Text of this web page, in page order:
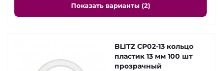
Показать варианты (2)
BLITZ CP02-13 кольцо
пластик 13 мм 100 шт
прозрачный